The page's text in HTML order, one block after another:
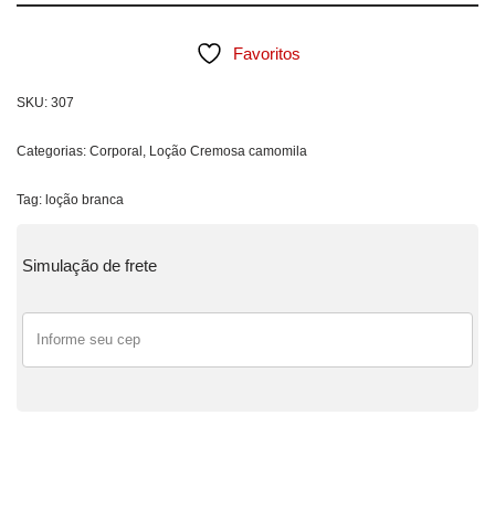
Favoritos
SKU: 307
Categorias: Corporal Loção Cremosa camomila
Tag: loção branca
Simulação de frete